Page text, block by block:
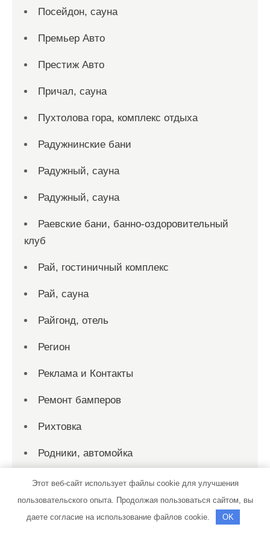
Посейдон, сауна
Премьер Авто
Престиж Авто
Причал, сауна
Пухтолова гора, комплекс отдыха
Радужнинские бани
Радужный, сауна
Радужный, сауна
Раевские бани, банно-оздоровительный
клуб
Рай, гостиничный комплекс
Рай, сауна
Райгонд, отель
Регион
Реклама и Контакты
Ремонт бамперов
Рихтовка
Родники, автомойка
Русская баня на дровах
Русская изба, сауна
Этот веб-сайт использует файлы cookie для улучшения
пользовательского опыта. Продолжая пользоваться сайтом, вы
даете согласие на использование файлов cookie.
OK